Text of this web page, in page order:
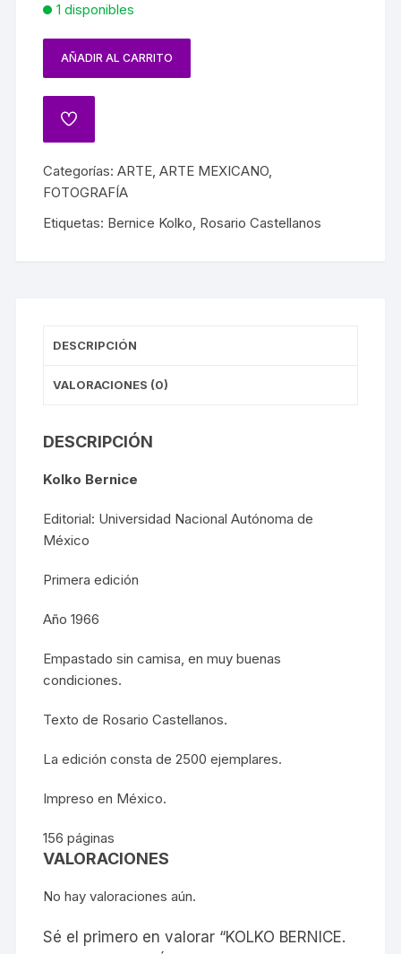
1 disponibles
AÑADIR AL CARRITO
Categorías:ARTE,ARTE MEXICANO,
FOTOGRAFÍA
Etiquetas: Bernice Kolko, Rosario Castellanos
DESCRIPCIÓN
VALORACIONES (0)
DESCRIPCIÓN
Kolko Bernice
Editorial: Universidad Nacional Autónoma de
México
Primera edición
Año 1966
Empastado sin camisa, en muy buenas
condiciones.
Texto de Rosario Castellanos.
La edición consta de 2500 ejemplares.
Impreso en México.
156 páginas
VALORACIONES
No hay valoraciones aún.
Sé el primero en valorar “KOLKO BERNICE.